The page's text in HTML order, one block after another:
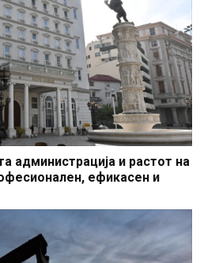
администрација и растот на
ефикасен и